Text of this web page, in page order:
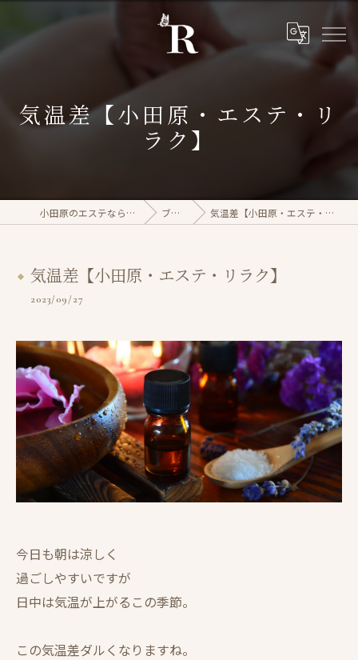
気温差【小田原・エステ・リ
ラク】
小田原のエステならrasera ブログ 気温差【小田原・エステ・リラク】
気温差【小田原・エステ・リラク】
2023/09/27
今日も朝は涼しく
過ごしやすいですが
日中は気温が上がるこの季節。
この気温差ダルくなりますね。